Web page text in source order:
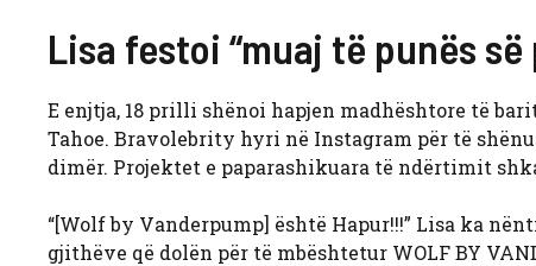
Lisa festoi “muaj të punës së
E enjtja, 18 prilli shënoi hapjen madhështore të
Tahoe. Bravolebrity hyri në Instagram për të
dimër. Projektet e paparashikuara të ndërtimit
“[Wolf by Vanderpump] është Hapur!!!” Lisa ka
gjithëve që dolën për të mbështetur WOLF BY